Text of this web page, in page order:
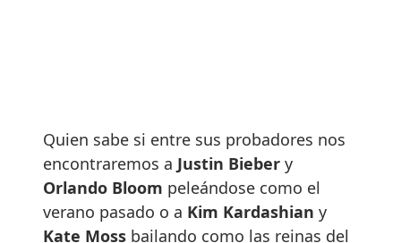
Quien sabe si entre sus probadores nos
encontraremos a Justin Bieber y
Orlando Bloom peleándose como el
verano pasado o a Kim Kardashian y
Kate Moss bailando como las reinas del